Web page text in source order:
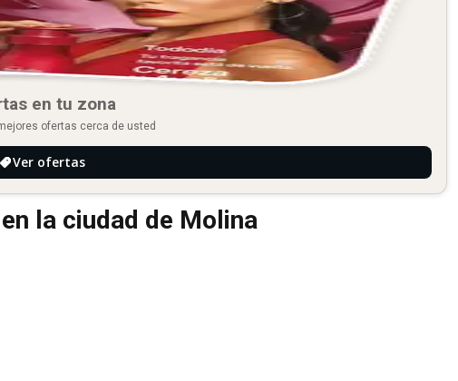
en tu zona
ofertas cerca de usted
Ver ofertas
la ciudad de Molina